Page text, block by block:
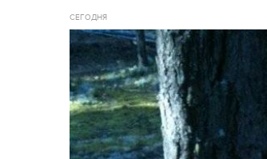
СЕГОДНЯ